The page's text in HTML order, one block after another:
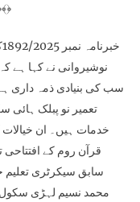
سے کم درجہ
نوشیروانی نے کہا ہے
سب کی بنیادی ذمہ داری
تعمیر نو پبلک ہائی
خدمات ہیں۔ ان خیالات
قرآن روم کے
سابق سیکرٹری
محمد نسیم لہڑی سکول